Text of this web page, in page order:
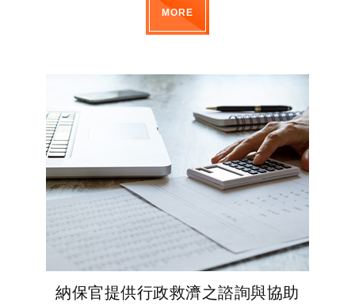
MORE
納保官提供行政救濟之諮詢與協助